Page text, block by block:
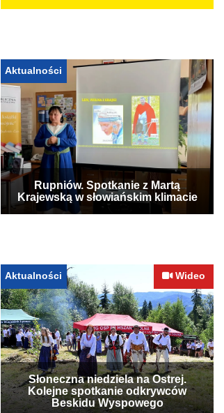
Aktualności
Rupniów. Spotkanie z Martą
Krajewską w słowiańskim klimacie
Aktualności Wideo
Słoneczna niedziela na Ostrej.
Kolejne spotkanie odkrywców
Beskidu Wyspowego